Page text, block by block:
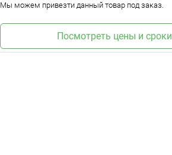
Мы можем привезти данный товар под заказ.
Посмотреть цены и сроки